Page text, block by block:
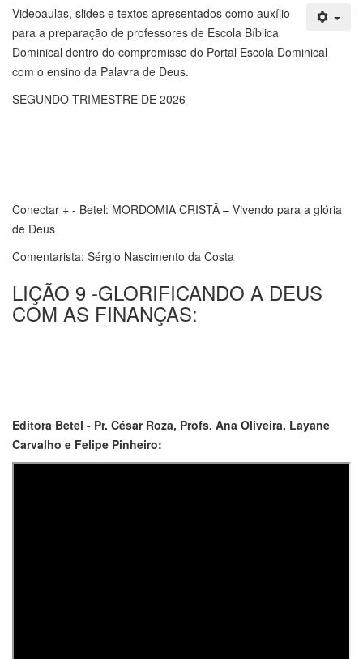
Videoaulas, slides e textos apresentados como auxílio
para a preparação de professores de Escola Bíblica
Dominical dentro do compromisso do Portal Escola Dominical
com o ensino da Palavra de Deus.
SEGUNDO TRIMESTRE DE 2026
Conectar + - Betel: MORDOMIA CRISTÃ – Vivendo para a glória
de Deus
Comentarista: Sérgio Nascimento da Costa
LIÇÃO 9 -GLORIFICANDO A DEUS
COM AS FINANÇAS:
Editora Betel - Pr. César Roza, Profs. Ana Oliveira, Layane
Carvalho e Felipe Pinheiro: